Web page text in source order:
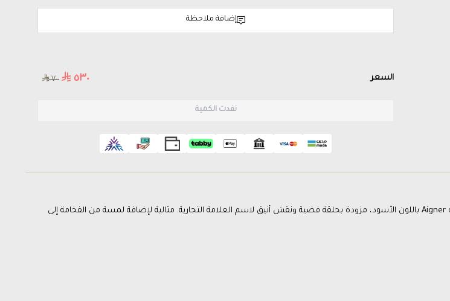
إضافة ملاحظة
السعر ٥٣٠ ٧٠٠
نفدت الكمية
ميدالية مفاتيح جلدية فاخرة من ماركة Aigner باللون الأسود، مزودة بحلقة فضية ونقش أنيق لاسم العلامة التجارية. مثالية لإضافة لمسة من الفخامة إلى